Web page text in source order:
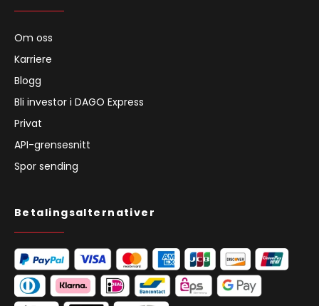
Om oss
Karriere
Blogg
Bli investor i DAGO Express
Privat
API-grensesnitt
Spor sending
Betalingsalternativer